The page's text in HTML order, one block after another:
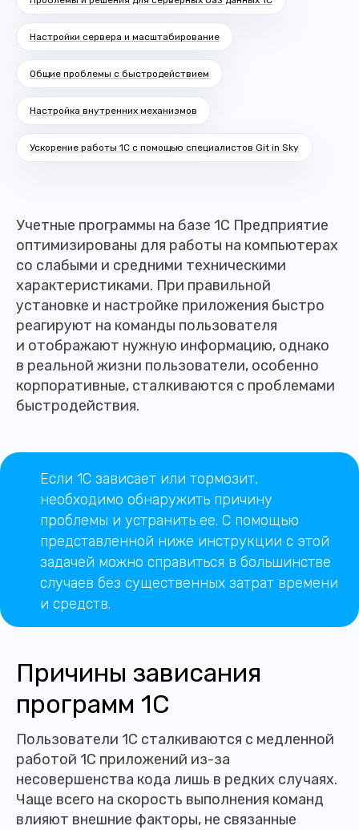
Настройки сервера и масштабирование
Общие проблемы с быстродействием
Настройка внутренних механизмов
Ускорение работы 1С с помощью специалистов Git in Sky
Учетные программы на базе 1С Предприятие
оптимизированы для работы на компьютерах
со слабыми и средними техническими
характеристиками. При правильной
установке и настройке приложения быстро
реагируют на команды пользователя
и отображают нужную информацию, однако
в реальной жизни пользователи, особенно
корпоративные, сталкиваются с проблемами
быстродействия.
Если 1С зависает или тормозит,
необходимо обнаружить причину
проблемы и устранить ее. С помощью
представленной ниже инструкции с этой
задачей можно справиться в большинстве
случаев без существенных затрат времени
и средств.
Причины зависания
программ 1С
Пользователи 1С сталкиваются с медленной
работой 1С приложений из-за
несовершенства кода лишь в редких случаях.
Чаще всего на скорость выполнения команд
влияют внешние факторы, не связанные